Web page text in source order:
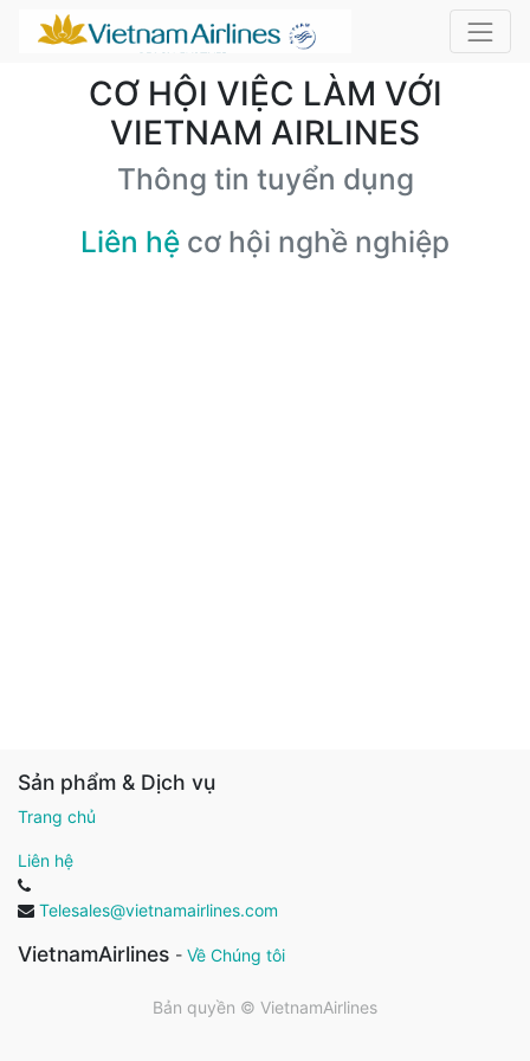
CƠ HỘI VIỆC LÀM VỚI
VIETNAM AIRLINES
Thông tin tuyển dụng
Liên hệ cơ hội nghề nghiệp
Sản phẩm & Dịch vụ
Trang chủ
Liên hệ
Telesales@vietnamairlines.com
VietnamAirlines - Về Chúng tôi
Bản quyền © VietnamAirlines